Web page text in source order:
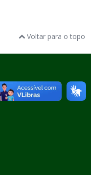
Voltar para o topo